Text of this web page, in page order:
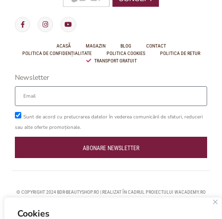
Cookies
ACASĂ MAGAZIN BLOG
CONTACT
POLITICA DE CONFIDENȚIALITATE
POLITICA COOKIES
POLITICA DE RETUR
TRANSPORT GRATUIT
Newsletter
Sunt de acord cu prelucrarea datelor în vederea comunicării de sfaturi, reduceri
sau alte oferte promoționale.
ABONARE NEWSLETTER
© COPYRIGHT 2024 BDR-BEAUTYSHOP.RO | REALIZAT ÎN CADRUL PROIECTULUI WACADEMY.RO